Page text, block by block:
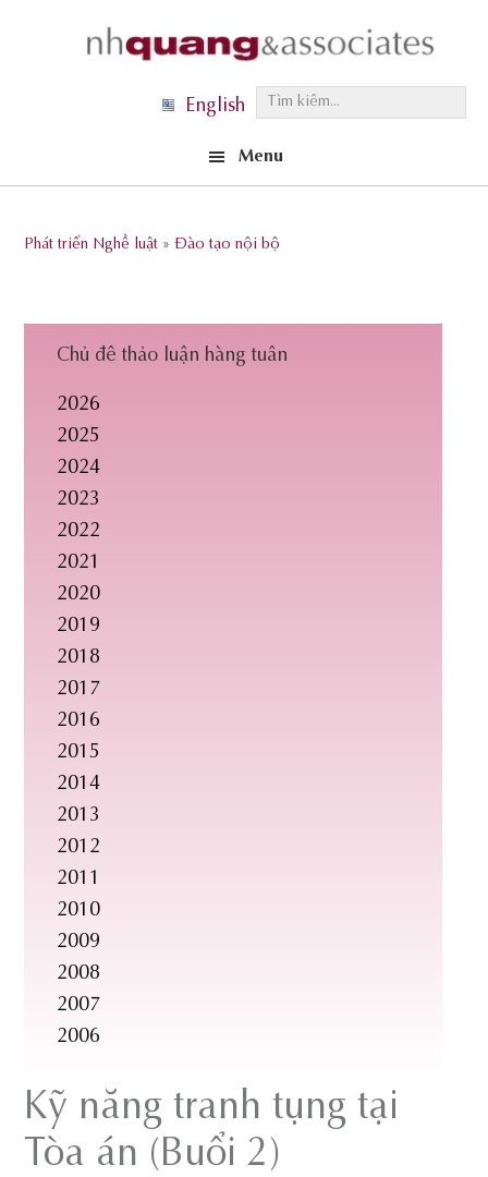
m
.
.
English
Menu
Phát triển Nghề luật »Đào tạo nội bộ
Chủ đề thảo luận hàng tuần
2026
2025
2024
2023
2022
2021
2020
2019
2018
2017
2016
2015
2014
2013
2012
2011
2010
2009
2008
2007
2006
Kỹ năng tranh tụng tại
Tòa án (Buổi 2)